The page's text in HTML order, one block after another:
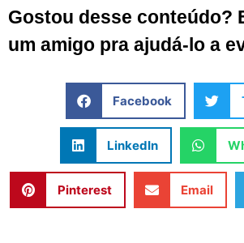
Gostou desse conteúdo?
um amigo pra ajudá-lo a
Facebook
LinkedIn
Pinterest Email